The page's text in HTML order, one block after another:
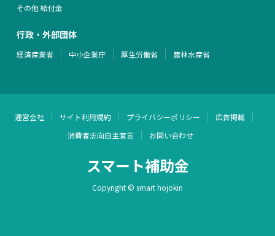
その他 給付金
行政・外部団体
経済産業省 中小企業庁 厚生労働省 農林水産省
運営会社 サイト利用規約 プライバシーポリシー
広告掲載
消費者志向自主宣言
お問い合わせ
スマート補助金
Copyright © smart hojokin